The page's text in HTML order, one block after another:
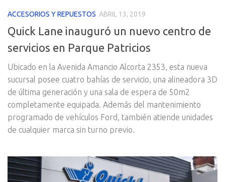
ACCESORIOS Y REPUESTOS ABRIL 13, 2019
Quick Lane inauguró un nuevo centro de
servicios en Parque Patricios
Ubicado en la Avenida Amancio Alcorta 2353, esta nueva
sucursal posee cuatro bahías de servicio, una alineadora 3D
de última generación y una sala de espera de 50m2
completamente equipada. Además del mantenimiento
programado de vehículos Ford, también atiende unidades
de cualquier marca sin turno previo.